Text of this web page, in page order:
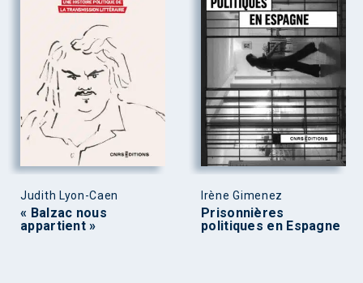
Judith Lyon-Caen
« Balzac nous
appartient »
Irène Gimenez
Prisonnières
politiques en Espagne